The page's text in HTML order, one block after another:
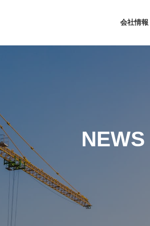
会社情報
NEWS